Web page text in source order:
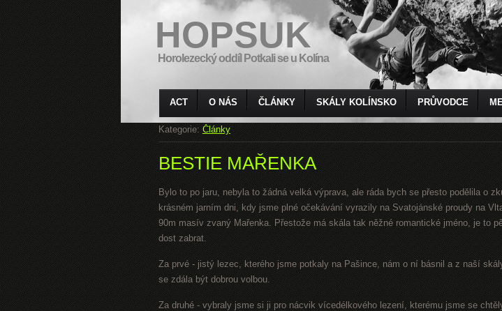
HOPSUK
Horolezecký oddíl Potkali se u Kolína
ACT O NÁS ČLÁNKY SKÁLY KOLÍNSKO PRŮVODCE
Kategorie: Články
BESTIE MAŘENKA
Bylo to po jaru, nebyla to žádná velká výprava, ale ráda bych se přesto podělila o
krásném jarním dni, kdy jsme plné očekávání vyrazily na Svatojánské proudy na
90m masív zvaný Mařenka. Přestože má skála tak něžné romantické jméno, je to
dost zabrat.
Za prvé - jistý lezec, kterého jsme potkaly na Pašince, nám o ní básnil a z naší
se zdála být dobrou volbou.
Za druhé - vybraly jsme si ji pro nácvik vícedélkového lezení, kterému jsme se